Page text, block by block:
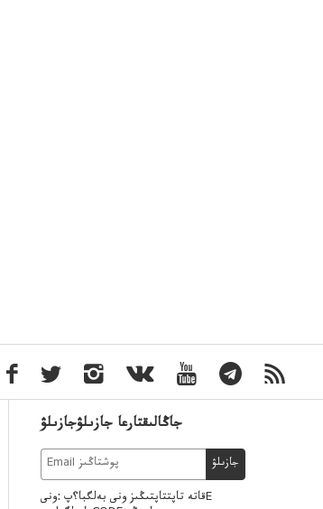
جاڭالىقتارعا جازىلۋجازىلۋ
جازىلۋ
قاتە تاپتتاپتىڭىز ونى بەلگبا؟پ :ونىE